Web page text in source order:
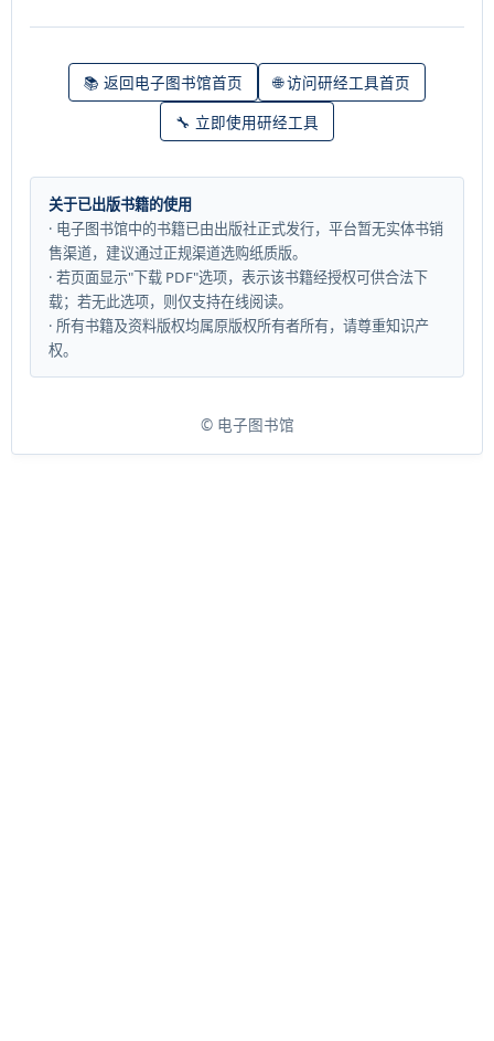
📚 返回电子图书馆首页
🌐 访问研经工具首页
🔧 立即使用研经工具
关于已出版书籍的使用
· 电子图书馆中的书籍已由出版社正式发行，平台暂无实体书销
售渠道，建议通过正规渠道选购纸质版。
· 若页面显示"下载 PDF"选项，表示该书籍经授权可供合法下
载；若无此选项，则仅支持在线阅读。
· 所有书籍及资料版权均属原版权所有者所有，请尊重知识产
权。
© 电子图书馆